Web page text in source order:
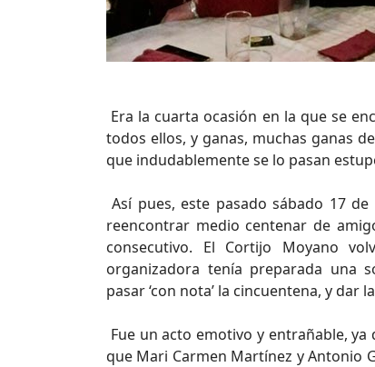
Era la cuarta ocasión en la que se
todos ellos, y ganas, muchas ganas
que indudablemente se lo pasan
Así pues, este pasado sábado 17
reencontrar medio centenar de
consecutivo. El Cortijo Moyano
organizadora tenía preparada una
pasar ‘con nota’ la cincuentena, y dar
Fue un acto emotivo y entrañable,
que Mari Carmen Martínez y Antonio